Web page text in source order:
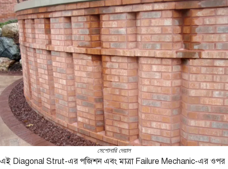
মেশোনারি দেয়াল
এই Diagonal Strut-এর পজিশন এবং মাত্রা Failure Mechanic-এর ওপর